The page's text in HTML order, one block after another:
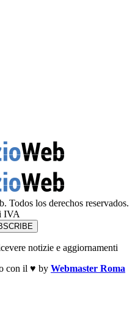
los derechos reservados.
IVA
notizie e aggiornamenti
con il ♥ by Webmaster Roma